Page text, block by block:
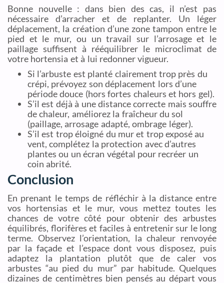
Bonne nouvelle : dans bien des cas, il n’est pas
nécessaire d’arracher et de replanter. Un léger
déplacement, la création d’une zone tampon entre le
pied et le mur, ou un travail sur l’arrosage et le
paillage suffisent à rééquilibrer le microclimat de
votre hortensia et à lui redonner vigueur.
Si l’arbuste est planté clairement trop près du
crépi, prévoyez son déplacement lors d’une
période douce (hors fortes chaleurs et hors gel).
S’il est déjà à une distance correcte mais souffre
de chaleur, améliorez la fraîcheur du sol
(paillage, arrosage adapté, ombrage léger).
S’il est trop éloigné du mur et trop exposé au
vent, complétez la protection avec d’autres
plantes ou un écran végétal pour recréer un
coin abrité.
Conclusion
En prenant le temps de réfléchir à la distance entre
vos hortensias et le mur, vous mettez toutes les
chances de votre côté pour obtenir des arbustes
équilibrés, florifères et faciles à entretenir sur le long
terme. Observez l’orientation, la chaleur renvoyée
par la façade et l’espace dont vous disposez, puis
adaptez la plantation plutôt que de caler vos
arbustes “au pied du mur” par habitude. Quelques
dizaines de centimètres bien pensés au départ vous